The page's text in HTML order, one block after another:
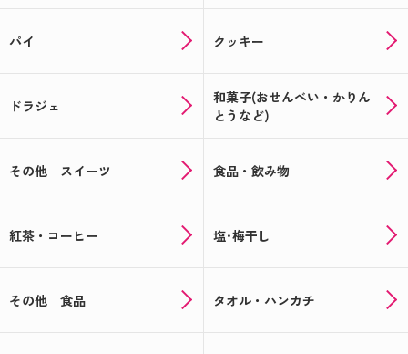
パイ クッキー
ドラジェ
和菓子(おせんべい・かりん
とうなど)
その他 スイーツ 食品・飲み物
紅茶・コーヒー 塩･梅干し
その他 食品 タオル・ハンカチ